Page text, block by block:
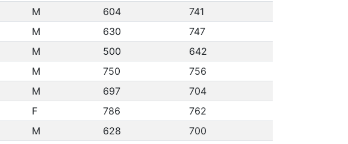
M 604
741
M 630
747
M 500
642
M 750
756
M 697
704
F 786
762
M 628
700